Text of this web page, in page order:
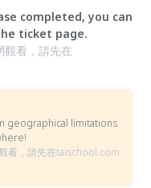
completed, you can
ticket page.
觀看，請先在
geographical limitations
看，請先在taischool.com